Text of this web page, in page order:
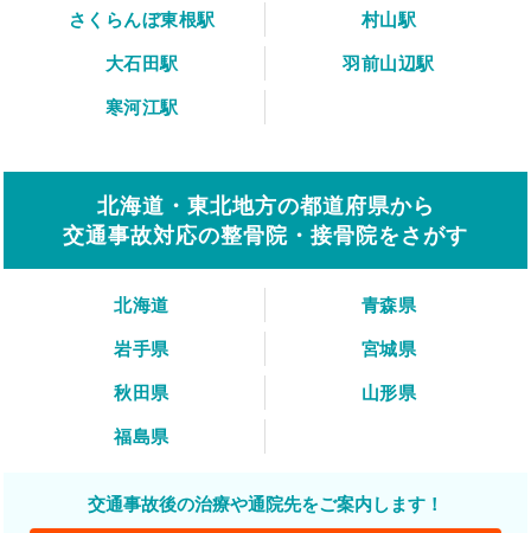
さくらんぼ東根駅
村山駅
大石田駅
羽前山辺駅
寒河江駅
北海道・東北地方の都道府県から
交通事故対応の整骨院・接骨院をさがす
北海道
青森県
岩手県
宮城県
秋田県
山形県
福島県
交通事故後の治療や通院先をご案内します！